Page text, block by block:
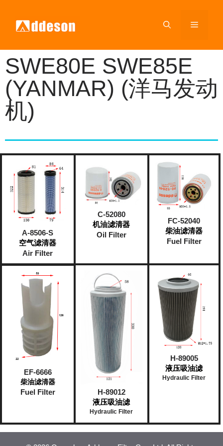
SWE80E SWE85E
(YANMAR) (洋马发动
机)
A-8506-S
空气滤清器
Air Filter
C-52080
机油滤清器
Oil Filter
FC-52040
柴油滤清器
Fuel Filter
EF-6666
柴油滤清器
Fuel Filter
H-89012
液压吸油滤
Hydraulic Filter
H-89005
液压吸油滤​
Hydraulic Filter